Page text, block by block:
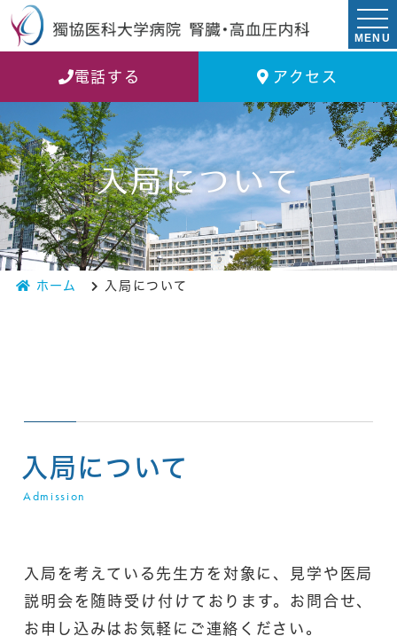
MENU
電話する アクセス
入局について
ホーム 入局について
入局について
Admission
入局を考えている先生方を対象に、見学や医局
説明会を随時受け付けております。お問合せ、
お申し込みはお気軽にご連絡ください。